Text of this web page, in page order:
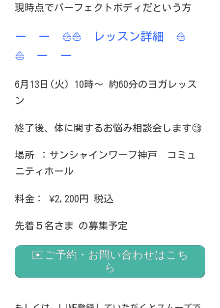
現時点でパーフェクトボディだという方
ー ー ⛵️⛵️ レッスン詳細 ⛵️
⛵️ ー ー
6月13日(火) 10時〜 約60分のヨガレッス
ン
終了後、体に関するお悩み相談会します🧐
場所 ：サンシャインワーフ神戸 コミュ
ニティホール
料金： ¥2,200円 税込
先着５名さま の募集予定
✉️ご予約・お問い合わせはこち
ら